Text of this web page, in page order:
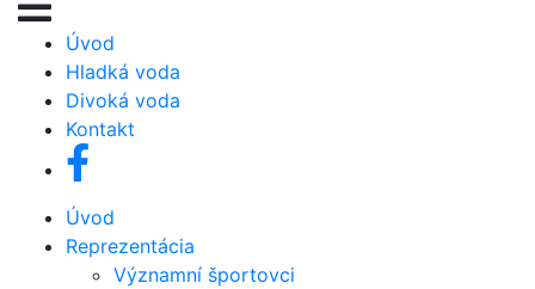
Úvod
Hladká voda
Divoká voda
Kontakt
Úvod
Reprezentácia
Významní športovci